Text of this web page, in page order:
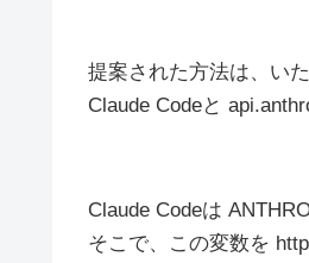
提案された方法は、い
Claude Codeと
Claude Codeは
そこで、この変数を